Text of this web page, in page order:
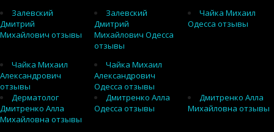
Залевский
Дмитрий
Михайлович отзывы
Залевский
Дмитрий
Михайлович Одесса
отзывы
Чайка Михаил
Одесса отзывы
Чайка Михаил
Александрович
отзывы
Чайка Михаил
Александрович
Одесса отзывы
Дерматолог
Дмитренко Алла
Михайловна отзывы
Дмитренко Алла
Одесса отзывы
Дмитренко Алла
Михайловна отзывы